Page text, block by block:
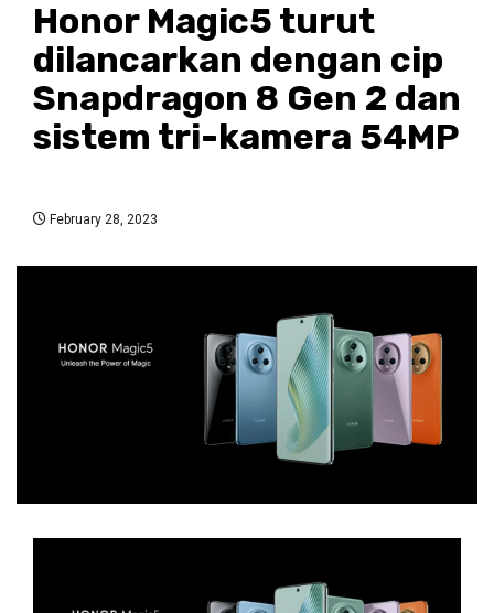
Honor Magic5 turut
dilancarkan dengan cip
Snapdragon 8 Gen 2 dan
sistem tri-kamera 54MP
February 28, 2023